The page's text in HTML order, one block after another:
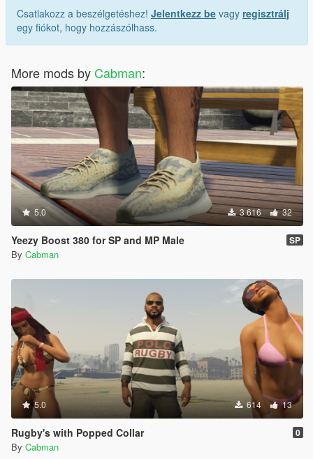
Csatlakozz a beszélgetéshez! Jelentkezz be vagy regisztrálj
egy fiókot, hogy hozzászólhass.
More mods by Cabman:
5.0 3 616 32
Yeezy Boost 380 for SP and MP Male SP
By Cabman
5.0 614 13
Rugby's with Popped Collar 0
By Cabman